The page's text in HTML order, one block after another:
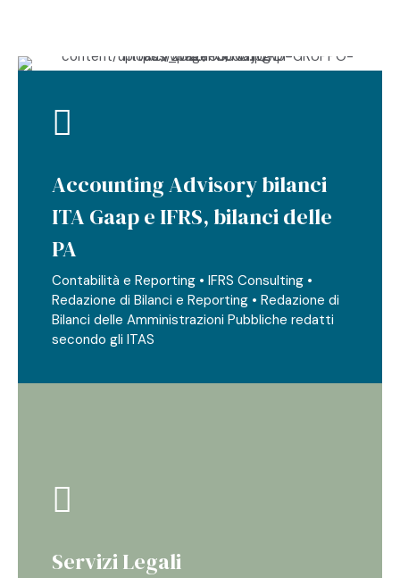
Accounting Advisory bilanci
ITA Gaap e IFRS, bilanci delle
PA
Contabilità e Reporting • IFRS Consulting •
Redazione di Bilanci e Reporting • Redazione di
Bilanci delle Amministrazioni Pubbliche redatti
secondo gli ITAS
Servizi Legali